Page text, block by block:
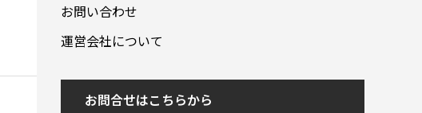
お問い合わせ
運営会社について
お問合せはこちらから